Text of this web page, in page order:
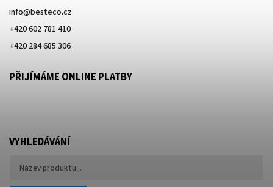
info@besteco.cz
+420 602 781 410
+420 284 685 306
PŘIJÍMÁME ONLINE PLATBY
VYHLEDÁVÁNÍ